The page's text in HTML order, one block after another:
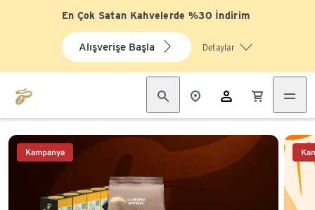
En Çok Satan Kahvelerde %30 İndirim
Alışverişe Başla Detaylar
Kampanya